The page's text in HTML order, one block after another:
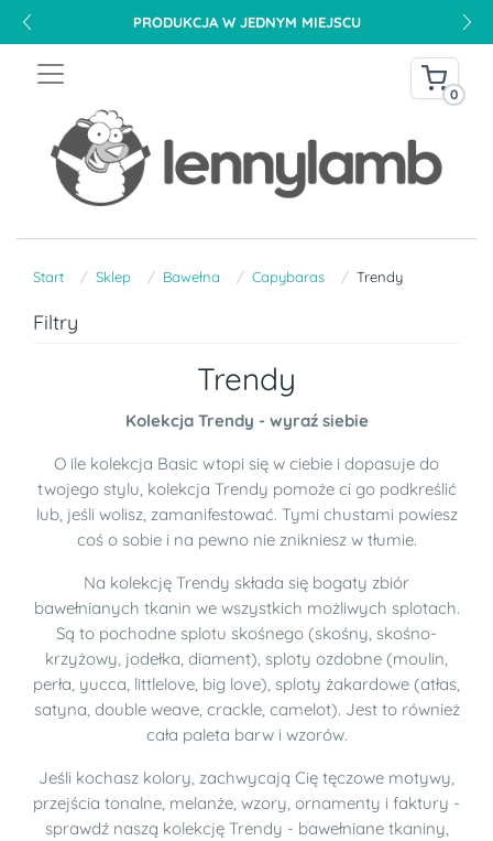
PRODUKCJA W JEDNYM MIEJSCU
0
Start Sklep Bawełna Capybaras Trendy
Filtry
Trendy
Kolekcja Trendy - wyraź siebie
O ile kolekcja Basic wtopi się w ciebie i dopasuje do
twojego stylu, kolekcja Trendy pomoże ci go podkreślić
lub, jeśli wolisz, zamanifestować. Tymi chustami powiesz
coś o sobie i na pewno nie znikniesz w tłumie.
Na kolekcję Trendy składa się bogaty zbiór
bawełnianych tkanin we wszystkich możliwych splotach.
Są to pochodne splotu skośnego (skośny, skośno-
krzyżowy, jodełka, diament), sploty ozdobne (moulin,
perła, yucca, littlelove, big love), sploty żakardowe (atłas,
satyna, double weave, crackle, camelot). Jest to również
cała paleta barw i wzorów.
Jeśli kochasz kolory, zachwycają Cię tęczowe motywy,
przejścia tonalne, melanże, wzory, ornamenty i faktury -
sprawdź naszą kolekcję Trendy - bawełniane tkaniny,